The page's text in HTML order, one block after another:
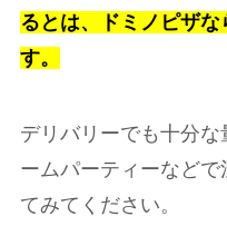
るとは、ドミノピザ
す。
デリバリーでも十分
ームパーティーなど
てみてください。